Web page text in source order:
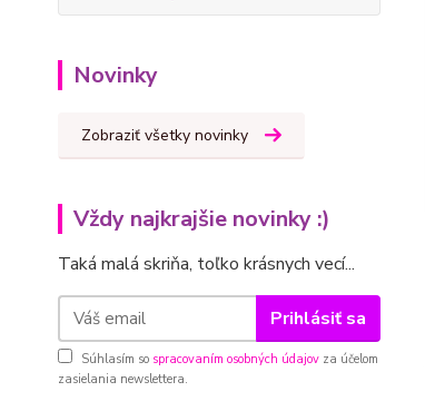
Novinky
Zobraziť všetky novinky
Vždy najkrajšie novinky :)
Taká malá skriňa, toľko krásnych vecí...
Prihlásiť sa
Súhlasím so spracovaním osobných údajov za účelom
zasielania newslettera.